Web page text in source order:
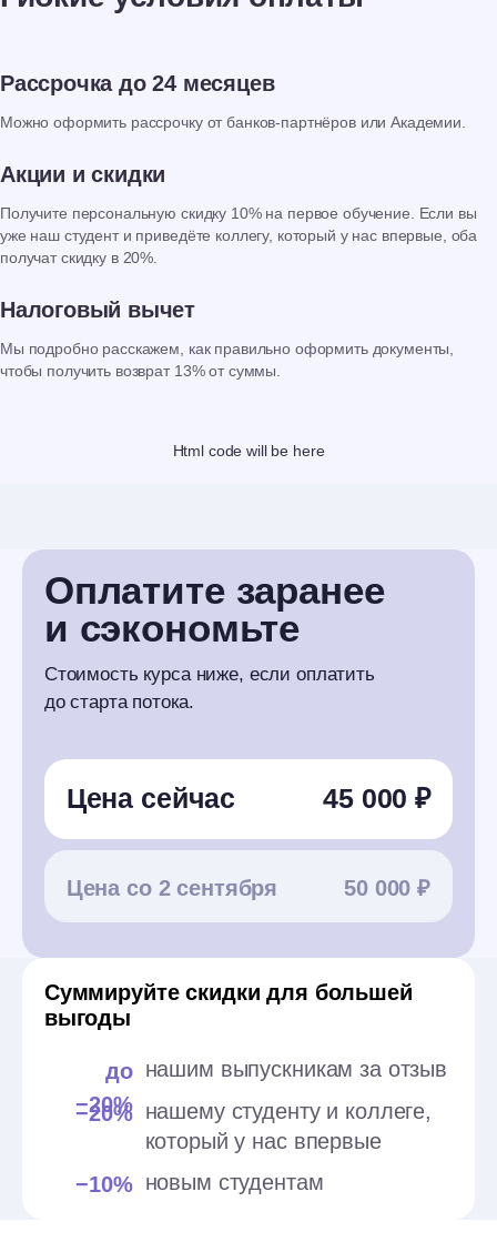
Рассрочка до 24 месяцев
Можно оформить рассрочку от банков-партнёров или Академии.
Акции и скидки
Получите персональную скидку 10% на первое обучение. Если вы
уже наш студент и приведёте коллегу, который у нас впервые, оба
получат скидку в 20%.
Налоговый вычет
Мы подробно расскажем, как правильно оформить документы,
чтобы получить возврат 13% от суммы.
Html code will be here